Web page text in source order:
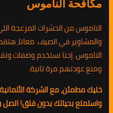
مكافحة الناموس
الناموس من الحشرات المزعجة
والمشاوير في الصيف. معانا،
الناموس. إحنا نستخدم وصفات
ومنع عودتهم مرة تانية.
خليك مطمئن، مع الشركة
واستمتع بحياتك بدون قلق! اتصل بنا على